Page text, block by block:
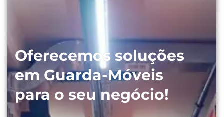
Oferecemos soluções
em Guarda-Móveis
para o seu negócio!